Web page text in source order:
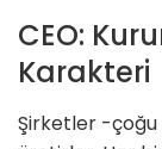
CEO:
Karakteri
Şirketler -çoğu